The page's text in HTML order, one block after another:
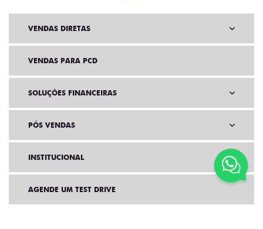
VENDAS DIRETAS
VENDAS PARA PCD
SOLUÇÕES FINANCEIRAS
PÓS VENDAS
INSTITUCIONAL
AGENDE UM TEST DRIVE